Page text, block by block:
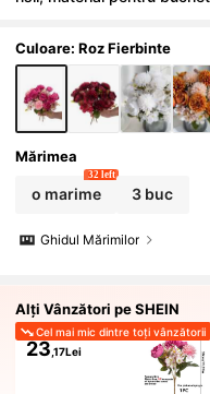
roană DIY, ușă, material
ostiților, decor de toamnă
Culoare: Roz Fierbinte
Mărimea
o marime
32 left
3 buc
Ghidul Mărimilor
Alți Vânzători pe SHEIN
Cel mai mic dintre toți vânzătorii
23,17Lei